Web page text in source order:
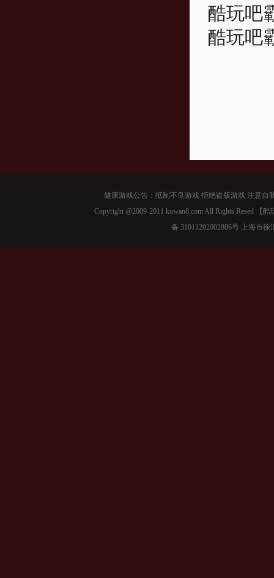
酷玩吧
酷玩吧
健康游戏公告：抵制不良游戏 拒绝盗版游戏 注意
Copyright @2009-2011 kuwan8.com All Rights Resed
备 31011202002806号 上海市